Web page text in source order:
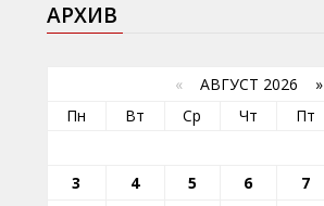
АРХИВ
« АВГУСТ 2026 »
Пн
Вт Ср Чт Пт
3
4 5 6 7